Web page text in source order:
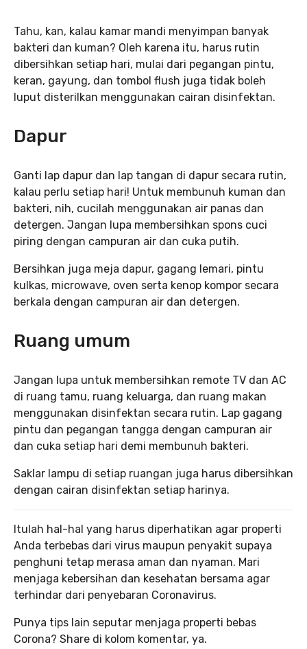
Tahu, kan, kalau kamar mandi menyimpan banyak
bakteri dan kuman? Oleh karena itu, harus rutin
dibersihkan setiap hari, mulai dari pegangan pintu,
keran, gayung, dan tombol flush juga tidak boleh
luput disterilkan menggunakan cairan disinfektan.
Dapur
Ganti lap dapur dan lap tangan di dapur secara rutin,
kalau perlu setiap hari! Untuk membunuh kuman dan
bakteri, nih, cucilah menggunakan air panas dan
detergen. Jangan lupa membersihkan spons cuci
piring dengan campuran air dan cuka putih.
Bersihkan juga meja dapur, gagang lemari, pintu
kulkas, microwave, oven serta kenop kompor secara
berkala dengan campuran air dan detergen.
Ruang umum
Jangan lupa untuk membersihkan remote TV dan AC
di ruang tamu, ruang keluarga, dan ruang makan
menggunakan disinfektan secara rutin. Lap gagang
pintu dan pegangan tangga dengan campuran air
dan cuka setiap hari demi membunuh bakteri.
Saklar lampu di setiap ruangan juga harus dibersihkan
dengan cairan disinfektan setiap harinya.
Itulah hal-hal yang harus diperhatikan agar properti
Anda terbebas dari virus maupun penyakit supaya
penghuni tetap merasa aman dan nyaman. Mari
menjaga kebersihan dan kesehatan bersama agar
terhindar dari penyebaran Coronavirus.
Punya tips lain seputar menjaga properti bebas
Corona? Share di kolom komentar, ya.